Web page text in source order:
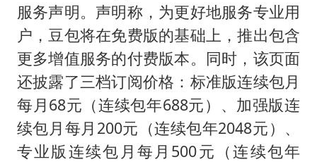
服务声明。声明称，为更好地服务专业用
户，豆包将在免费版的基础上，推出包含
更多增值服务的付费版本。同时，该页面
还披露了三档订阅价格：标准版连续包月
每月68元（连续包年688元）、加强版连
续包月每月200元（连续包年2048元）、
专业版连续包月每月500元（连续包年